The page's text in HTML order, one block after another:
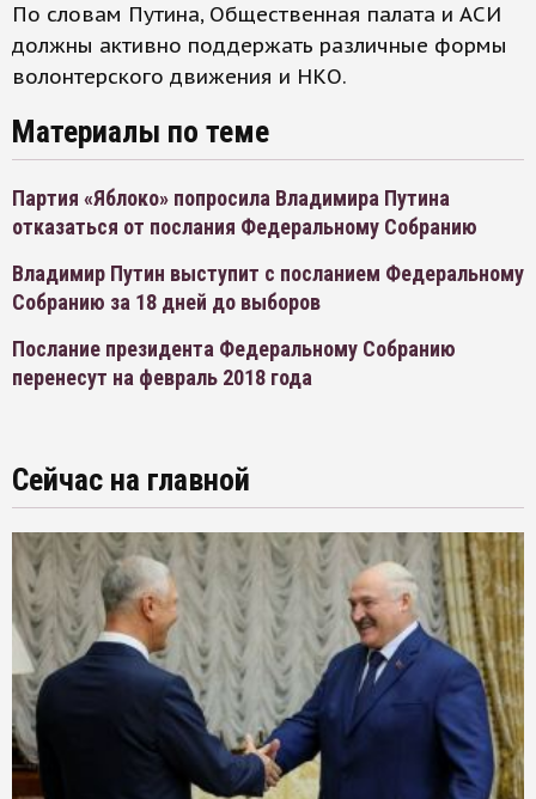
По словам Путина, Общественная палата и АСИ
должны активно поддержать различные формы
волонтерского движения и НКО.
Материалы по теме
Партия «Яблоко» попросила Владимира Путина
отказаться от послания Федеральному Собранию
Владимир Путин выступит с посланием Федеральному
Собранию за 18 дней до выборов
Послание президента Федеральному Собранию
перенесут на февраль 2018 года
Сейчас на главной